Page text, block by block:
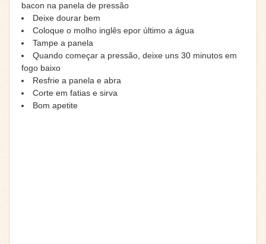
bacon na panela de pressão
Deixe dourar bem
Coloque o molho inglês epor último a água
Tampe a panela
Quando começar a pressão, deixe uns 30 minutos em
fogo baixo
Resfrie a panela e abra
Corte em fatias e sirva
Bom apetite